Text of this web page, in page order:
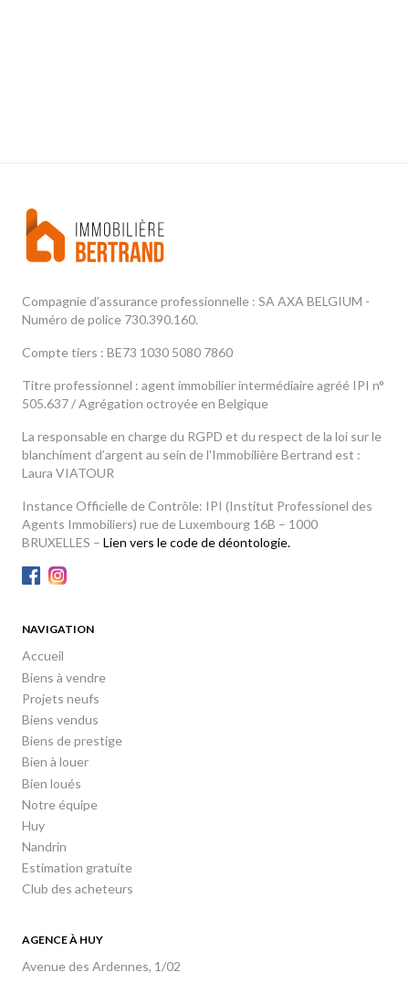
Compagnie d’assurance professionnelle : SA AXA BELGIUM -
Numéro de police 730.390.160.
Compte tiers : BE73 1030 5080 7860
Titre professionnel : agent immobilier intermédiaire agréé IPI n°
505.637 / Agrégation octroyée en Belgique
La responsable en charge du RGPD et du respect de la loi sur le
blanchiment d’argent au sein de l'Immobilière Bertrand est :
Laura VIATOUR
Instance Officielle de Contrôle: IPI (Institut Professionel des
Agents Immobiliers) rue de Luxembourg 16B – 1000
BRUXELLES – Lien vers le code de déontologie.
NAVIGATION
Accueil
Biens à vendre
Projets neufs
Biens vendus
Biens de prestige
Bien à louer
Bien loués
Notre équipe
Huy
Nandrin
Estimation gratuite
Club des acheteurs
AGENCE À HUY
Avenue des Ardennes, 1/02